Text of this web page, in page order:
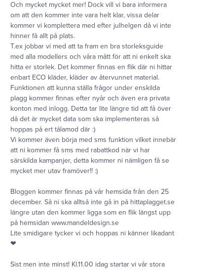
Och mycket mycket mer! Dock vill vi bara informera
om att den kommer inte vara helt klar, vissa delar
kommer vi komplettera med efter julhelgen då vi inte
hinner få allt på plats.
T.ex jobbar vi med att ta fram en bra storleksguide
med alla modellers och våra mått för att ni enkelt ska
hitta er storlek. Det kommer finnas en flik där ni hittar
enbart ECO kläder, kläder av återvunnet material.
Funktionen att kunna ställa frågor under enskilda
plagg kommer finnas efter nyår och även era privata
konton med inlogg. Detta tar lite längre tid att få över
då det är mycket data som ska implementeras så
hoppas på ert tålamod där :)
Vi kommer även börja med sms funktion vilket innebär
att ni kommer få sms med rabattkod när vi har
särskilda kampanjer, detta kommer ni nämligen få se
mycket mer utav framöver!! :)
Bloggen kommer finnas på vår hemsida från den 25
december. Så ni ska alltså inte gå in på hittaplagget.se
längre utan den kommer ligga som en flik längst upp
på hemsidan www.mandeldesign.se
Lite smidigare tycker vi och hoppas ni känner likadant
❤
Sist men inte minst! Kl.11.00 idag startar vi vår stora